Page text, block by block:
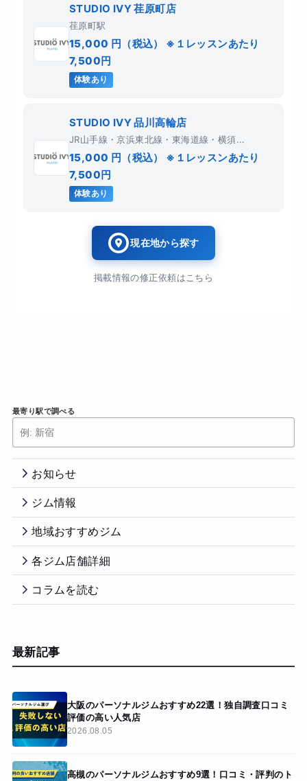
STUDIO IVY 荏原町店
荏原町駅
15,000 円（税込） ※１レッスンあたり
7,500円
体験あり
STUDIO IVY 品川高輪店
JR山手線・京浜東北線・東海道線・横須...
15,000 円（税込） ※１レッスンあたり
7,500円
体験あり
現在地から探す
掲載情報の修正依頼はこちら
最寄り駅で調べる
お知らせ
ジム情報
地域おすすめジム
各ジム店舗詳細
コラムを読む
最新記事
大阪のパーソナルジムおすすめ22選！独自調査口コミ
評価の高い人気店
2026.08.05
高槻のパーソナルジムおすすめ9選！口コミ・評判のト